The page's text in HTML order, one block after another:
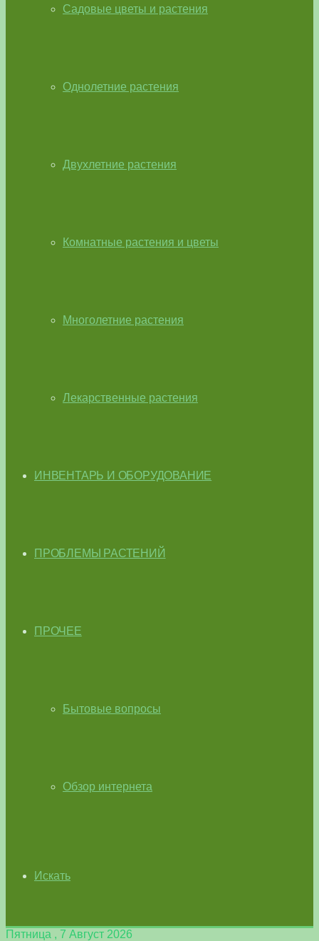
Садовые цветы и растения
Однолетние растения
Двухлетние растения
Комнатные растения и цветы
Многолетние растения
Лекарственные растения
ИНВЕНТАРЬ И ОБОРУДОВАНИЕ
ПРОБЛЕМЫ РАСТЕНИЙ
ПРОЧЕЕ
Бытовые вопросы
Обзор интернета
Искать
Пятница , 7 Август 2026